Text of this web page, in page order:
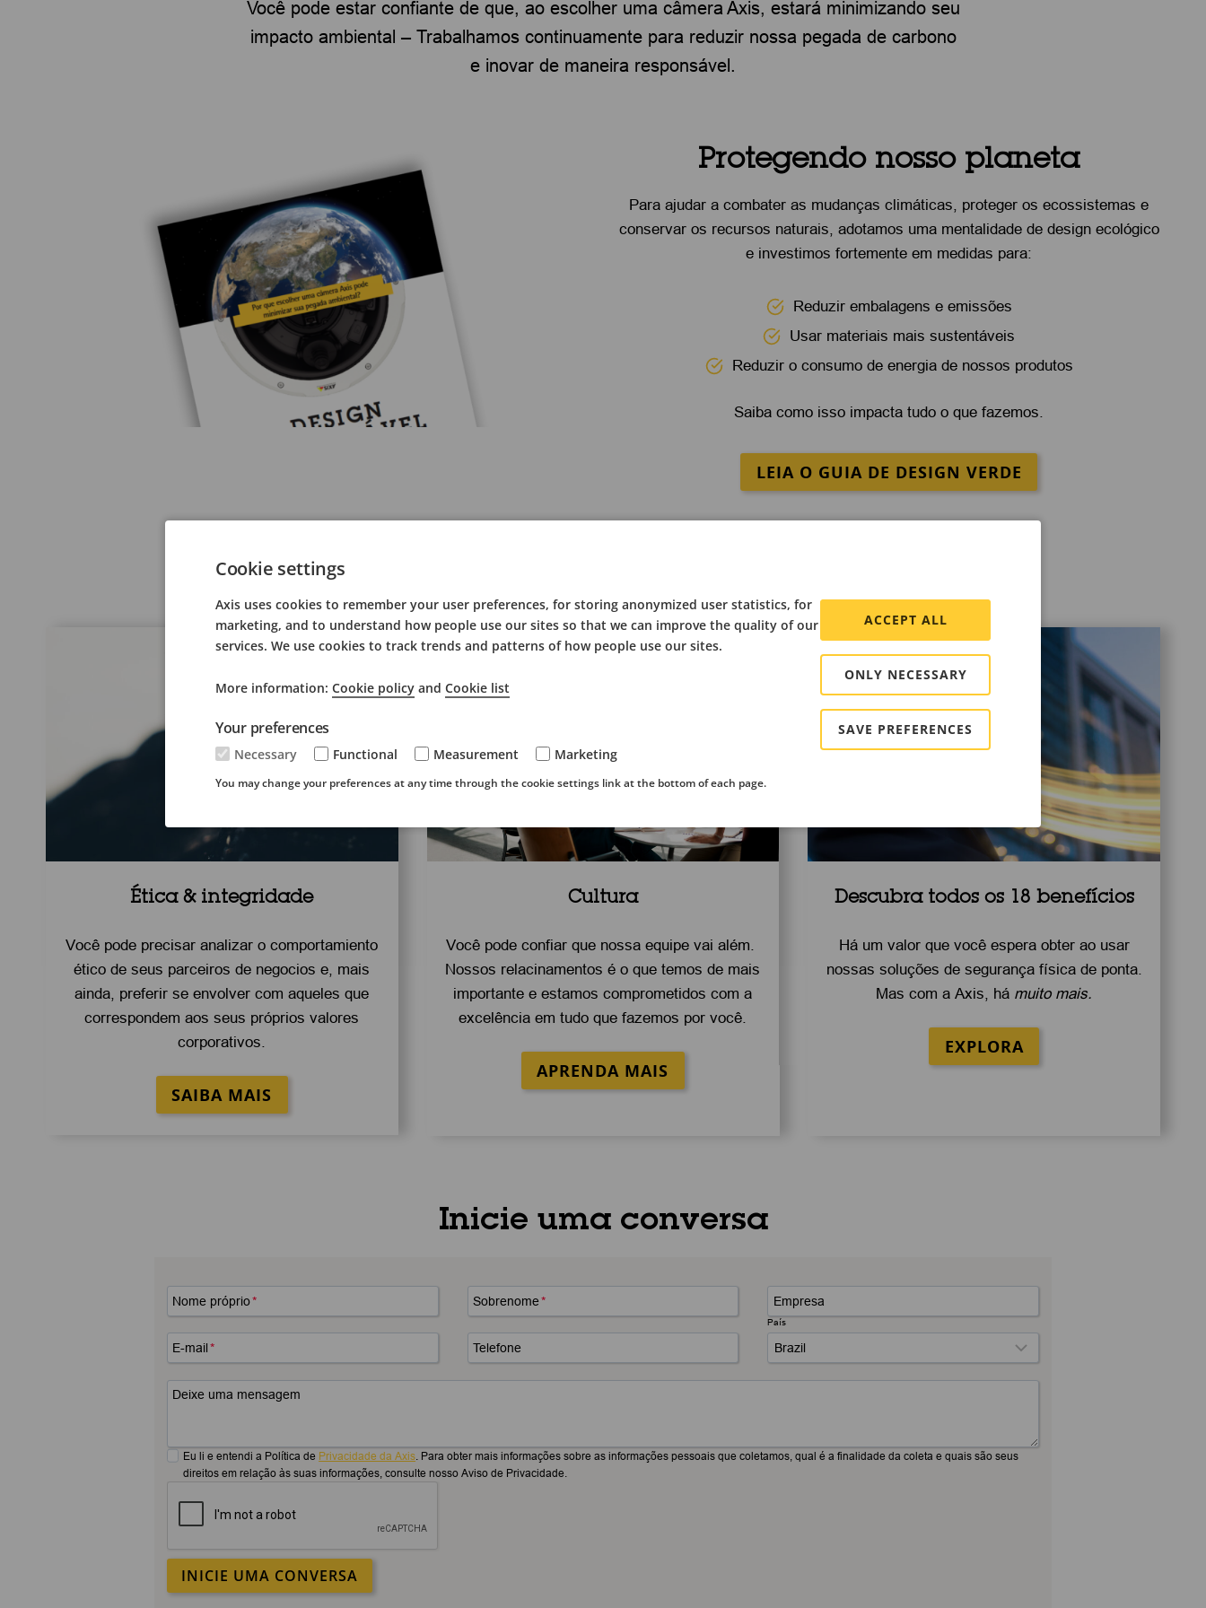
Você pode estar confiante de que, ao escolher uma câmera Axis, estará minimizando seu
impacto ambiental – Trabalhamos continuamente para reduzir nossa pegada de carbono
e inovar de maneira responsável.
Protegendo nosso planeta
Para ajudar a combater as mudanças climáticas, proteger os ecossistemas e
conservar os recursos naturais, adotamos uma mentalidade de design ecológico
e investimos fortemente em medidas para:
Reduzir embalagens e emissões
Usar materiais mais sustentáveis
Reduzir o consumo de energia de nossos produtos
Saiba como isso impacta tudo o que fazemos.
LEIA O GUIA DE DESIGN VERDE
Conheça mais sobre a Vantagem da Axis
Ética & integridade
Você pode precisar analizar o comportamiento
ético de seus parceiros de negocios e, mais
ainda, preferir se envolver com aqueles que
correspondem aos seus próprios valores
corporativos.
SAIBA MAIS
Cultura
Você pode confiar que nossa equipe vai além.
Nossos relacinamentos é o que temos de mais
importante e estamos comprometidos com a
excelência em tudo que fazemos por você.
APRENDA MAIS
Descubra todos os 18 benefícios
Há um valor que você espera obter ao usar
nossas soluções de segurança física de ponta.
Mas com a Axis, há muito mais.
EXPLORA
Inicie uma conversa
Nome próprio* Sobrenome* Empresa
E-mail * Telefone
País
Deixe uma mensagem
Eu li e entendi a Política de Privacidade da Axis. Para obter mais informações sobre as informações pessoais que coletamos, qual é a finalidade da coleta e quais são seus
direitos em relação às suas informações, consulte nosso Aviso de Privacidade.
INICIE UMA CONVERSA
Cookie settings
Axis uses cookies to remember your user preferences, for storing anonymized user statistics, for
marketing, and to understand how people use our sites so that we can improve the quality of our
services. We use cookies to track trends and patterns of how people use our sites.
More information: Cookie policy and Cookie list
Your preferences
Necessary Functional Measurement Marketing
You may change your preferences at any time through the cookie settings link at the bottom of each page.
ACCEPT ALL
ONLY NECESSARY
SAVE PREFERENCES